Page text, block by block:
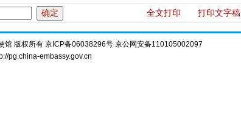
全文打印 打印文字稿
馆 版权所有 京ICP备06038296号 京公网安备110105002097
pg.china-embassy.gov.cn